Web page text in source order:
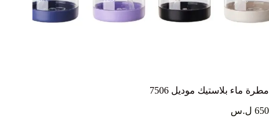
مطرة ماء بلاستيك موديل 7506
650 ل.س